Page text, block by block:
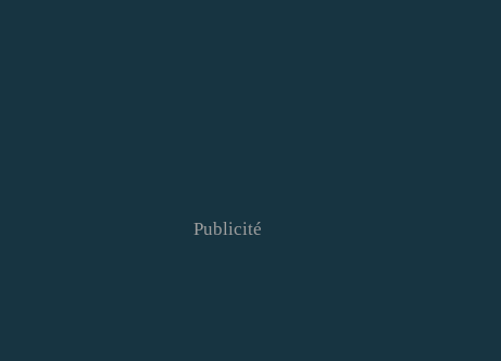
Publicité